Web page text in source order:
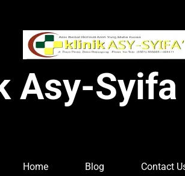
Asy-
Home Blog Contact